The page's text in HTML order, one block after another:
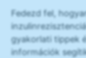
Fedezd fel,
gyakorlati tippek
információk